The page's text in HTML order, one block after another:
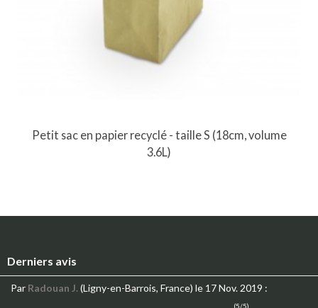
Petit sac en papier recyclé - taille S (18cm, volume
3.6L)
Derniers avis
Par Radouan J.(Ligny-en-Barrois, France) le 17 Nov. 2019 :
(5/5)